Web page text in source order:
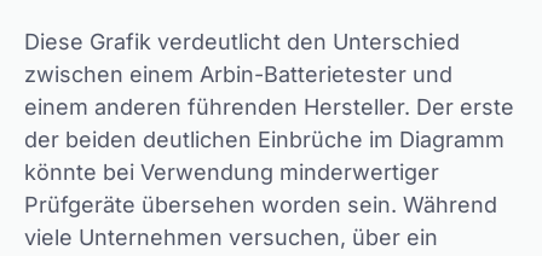
Diese Grafik verdeutlicht den Unterschied
zwischen einem Arbin-Batterietester und
einem anderen führenden Hersteller. Der erste
der beiden deutlichen Einbrüche im Diagramm
könnte bei Verwendung minderwertiger
Prüfgeräte übersehen worden sein. Während
viele Unternehmen versuchen, über ein